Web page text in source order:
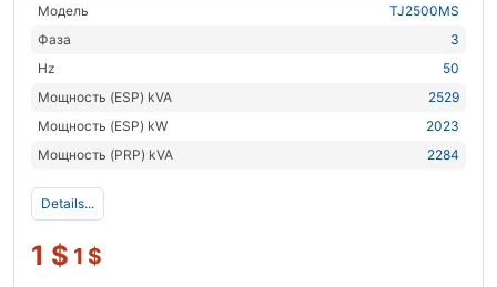
Модель
TJ2500MS
Фаза
3
Hz
50
Мощность (ESP) kVA
2529
Мощность (ESP) kW
2023
Мощность (PRP) kVA
2284
Details...
1 $ 1 $